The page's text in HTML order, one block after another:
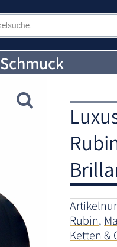
Schmuck
Rubin,
Ketten &